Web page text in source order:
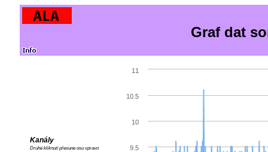
Graf dat
Kanály
Druhé kliknutí přesune osu vpravo
9.5
10
10.5
11